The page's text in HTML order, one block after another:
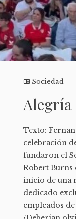
Sociedad
Alegría
Texto:
celebración
fundaron el
Robert Burns
inicio de una
dedicado
empleados